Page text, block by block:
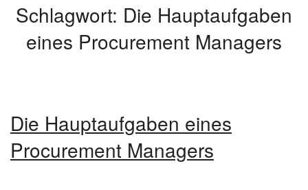
Schlagwort: Die Hauptaufgaben
eines Procurement Managers
Die Hauptaufgaben eines
Procurement Managers